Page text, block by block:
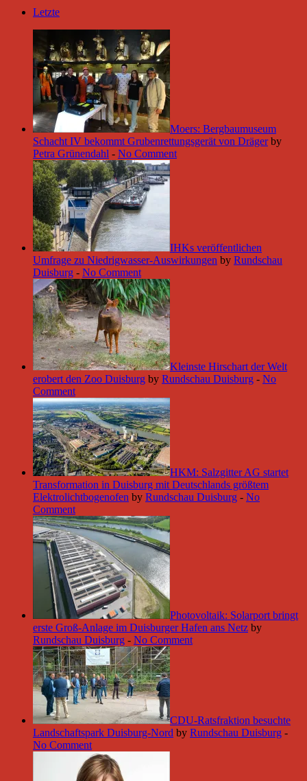
Letzte
Moers: Bergbaumuseum
Schacht IV bekommt Grubenrettungsgerät von Dräger by
Petra Grünendahl - No Comment
IHKs veröffentlichen
Umfrage zu Niedrigwasser-Auswirkungen by Rundschau
Duisburg - No Comment
Kleinste Hirschart der Welt
erobert den Zoo Duisburg by Rundschau Duisburg - No
Comment
HKM: Salzgitter AG startet
Transformation in Duisburg mit Deutschlands größtem
Elektrolichtbogenofen by Rundschau Duisburg - No
Comment
Photovoltaik: Solarport bringt
erste Groß-Anlage im Duisburger Hafen ans Netz by
Rundschau Duisburg - No Comment
CDU-Ratsfraktion besuchte
Landschaftspark Duisburg-Nord by Rundschau Duisburg -
No Comment